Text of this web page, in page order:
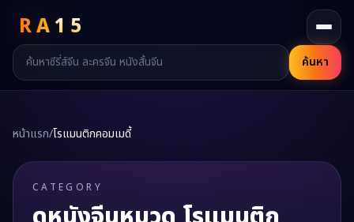
RA15
ค้นหา
หน้าแรก/โรแมนติกคอมเมดี้
CATEGORY